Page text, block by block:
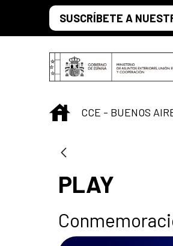
Saltar al contenido principal
SUSCRÍBETE A
INICIO
CCE - BUENOS
PLAY